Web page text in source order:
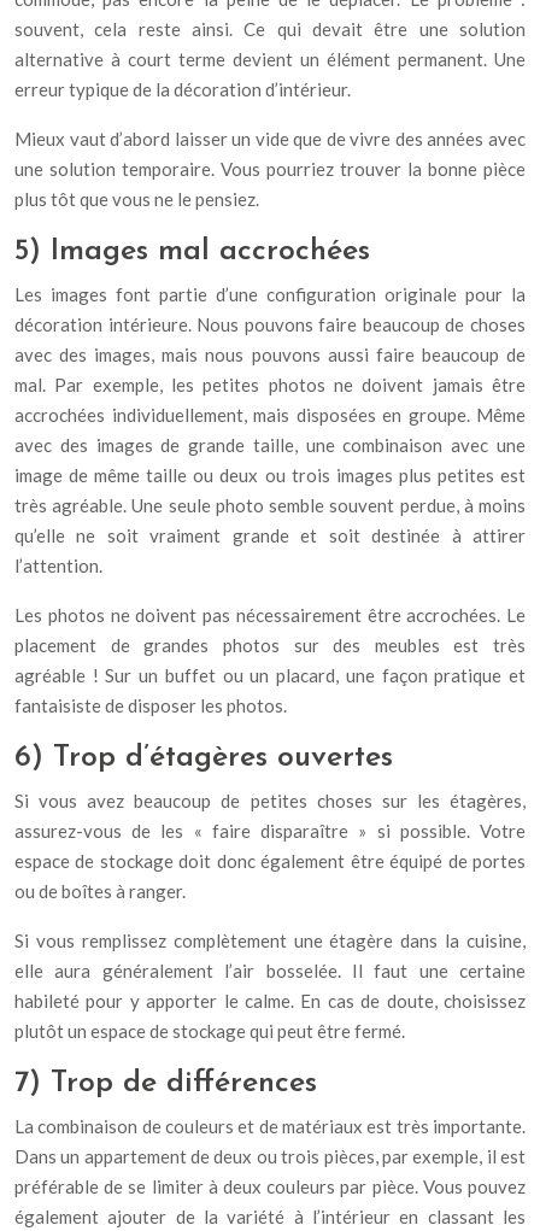
souvent, cela reste ainsi. Ce qui devait être une solution
alternative à court terme devient un élément permanent. Une
erreur typique de la décoration d’intérieur.
Mieux vaut d’abord laisser un vide que de vivre des années avec
une solution temporaire. Vous pourriez trouver la bonne pièce
plus tôt que vous ne le pensiez.
5) Images mal accrochées
Les images font partie d’une configuration originale pour la
décoration intérieure. Nous pouvons faire beaucoup de choses
avec des images, mais nous pouvons aussi faire beaucoup de
mal. Par exemple, les petites photos ne doivent jamais être
accrochées individuellement, mais disposées en groupe. Même
avec des images de grande taille, une combinaison avec une
image de même taille ou deux ou trois images plus petites est
très agréable. Une seule photo semble souvent perdue, à moins
qu’elle ne soit vraiment grande et soit destinée à attirer
l’attention.
Les photos ne doivent pas nécessairement être accrochées. Le
placement de grandes photos sur des meubles est très
agréable ! Sur un buffet ou un placard, une façon pratique et
fantaisiste de disposer les photos.
6) Trop d’étagères ouvertes
Si vous avez beaucoup de petites choses sur les étagères,
assurez-vous de les « faire disparaître » si possible. Votre
espace de stockage doit donc également être équipé de portes
ou de boîtes à ranger.
Si vous remplissez complètement une étagère dans la cuisine,
elle aura généralement l’air bosselée. Il faut une certaine
habileté pour y apporter le calme. En cas de doute, choisissez
plutôt un espace de stockage qui peut être fermé.
7) Trop de différences
La combinaison de couleurs et de matériaux est très importante.
Dans un appartement de deux ou trois pièces, par exemple, il est
préférable de se limiter à deux couleurs par pièce. Vous pouvez
également ajouter de la variété à l’intérieur en classant les